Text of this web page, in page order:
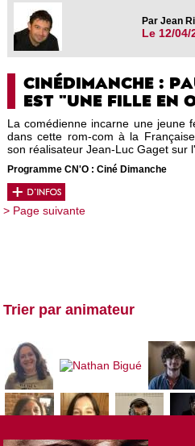
Par Jean
Le 12/04/
CINÉDIMANCHE :
EST "UNE FILLE EN
La comédienne incarne une jeune
dans cette rom-com à la
son réalisateur Jean-Luc Gaget sur
Programme CN'O : Ciné Dimanche
> Page suivante
Trier par animateur